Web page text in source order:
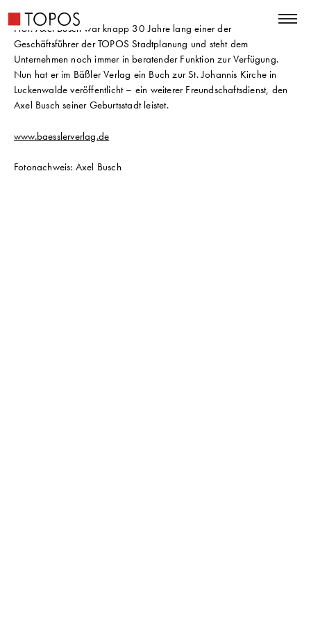
Prof. Axel Busch war knapp 30 Jahre lang einer der
Geschäftsführer der TOPOS Stadtplanung und steht dem
Unternehmen noch immer in beratender Funktion zur Verfügung.
Nun hat er im Bäßler Verlag ein Buch zur St. Johannis Kirche in
Luckenwalde veröffentlicht – ein weiterer Freundschaftsdienst, den
Axel Busch seiner Geburtsstadt leistet.
www.baesslerverlag.de
Fotonachweis: Axel Busch